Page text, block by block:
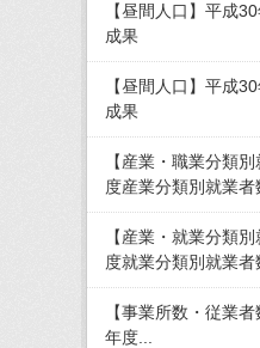
【昼間人口】平成
成果
【昼間人口】平成
成果
【産業・職業分類
度産業分類別就業者
【産業・就業分類
度就業分類別就業者
【事業所数・従業
年度...